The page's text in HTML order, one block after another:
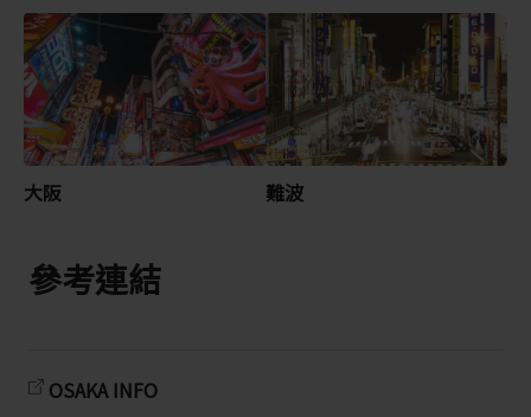
大阪 難波
參考連結
OSAKA INFO